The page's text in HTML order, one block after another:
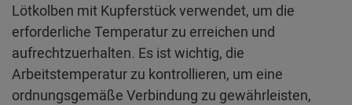
Lötkolben mit Kupferstück verwendet, um die
erforderliche Temperatur zu erreichen und
aufrechtzuerhalten. Es ist wichtig, die
Arbeitstemperatur zu kontrollieren, um eine
ordnungsgemäße Verbindung zu gewährleisten,